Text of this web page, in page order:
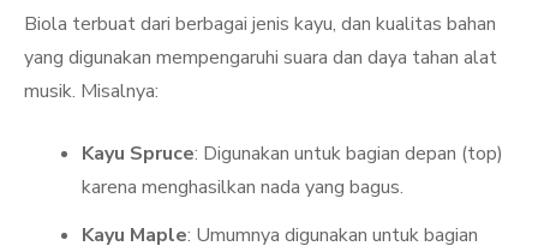
Biola terbuat dari berbagai jenis kayu, dan kualitas bahan
yang digunakan mempengaruhi suara dan daya tahan alat
musik. Misalnya:
Kayu Spruce: Digunakan untuk bagian depan (top)
karena menghasilkan nada yang bagus.
Kayu Maple: Umumnya digunakan untuk bagian